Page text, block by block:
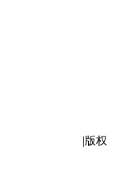
|版权